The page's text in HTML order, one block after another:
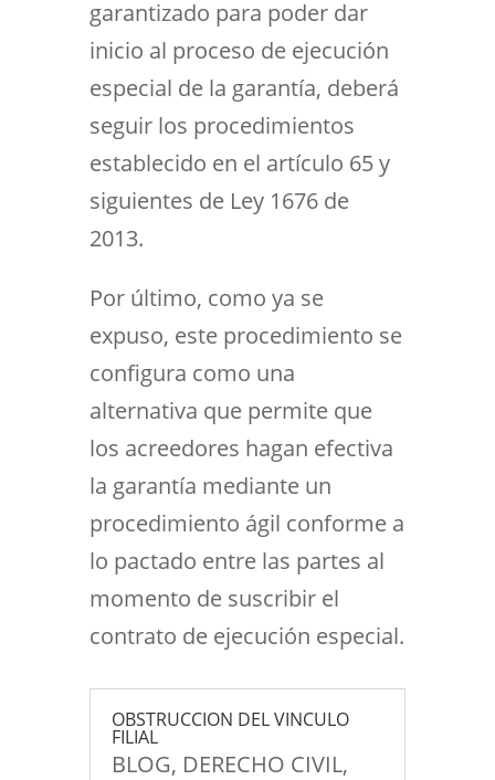
garantizado para poder dar
inicio al proceso de ejecución
especial de la garantía, deberá
seguir los procedimientos
establecido en el artículo 65 y
siguientes de Ley 1676 de
2013.
Por último, como ya se
expuso, este procedimiento se
configura como una
alternativa que permite que
los acreedores hagan efectiva
la garantía mediante un
procedimiento ágil conforme a
lo pactado entre las partes al
momento de suscribir el
contrato de ejecución especial.
OBSTRUCCION DEL VINCULO
FILIAL
BLOG, DERECHO CIVIL,